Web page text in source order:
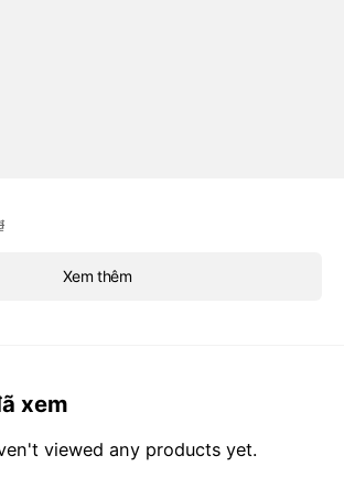
Xem thêm
xem
viewed any products yet.